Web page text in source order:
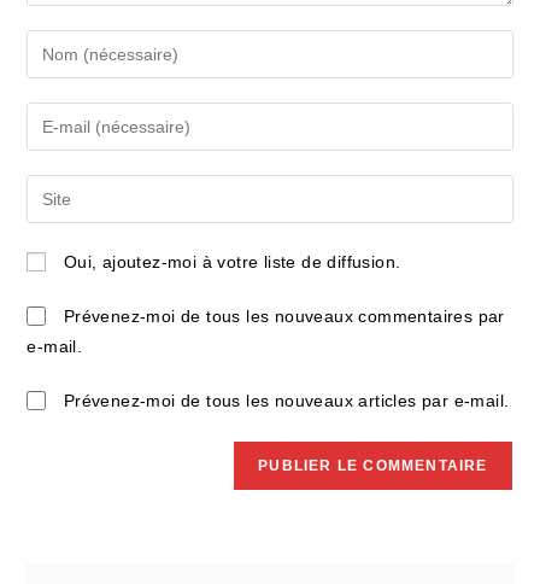
your
name
comment
your
email
address
comment
l’URL
de
site
(facultatif)
Oui, ajoutez-moi à votre liste de diffusion.
Prévenez-moi de tous les nouveaux commentaires par
e-mail.
Prévenez-moi de tous les nouveaux articles par e-mail.